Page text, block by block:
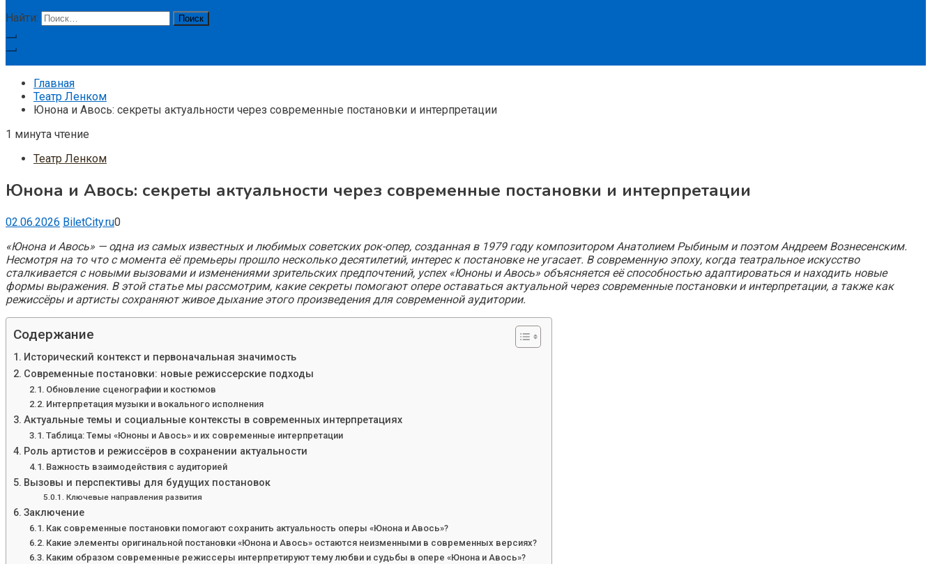
Найти:
Главная
Театр Ленком
Юнона и Авось: секреты актуальности через современные постановки и интерпретации
1 минута чтение
Театр Ленком
Юнона и Авось: секреты актуальности через современные постановки и интерпретации
02.06.2026 BiletCity.ru0
«Юнона и Авось» — одна из самых известных и любимых советских рок-опер, созданная в 1979 году композитором Анатолием Рыбиным и поэтом Андреем Вознесенским.
Несмотря на то что с момента её премьеры прошло несколько десятилетий, интерес к постановке не угасает. В современную эпоху, когда театральное искусство
сталкивается с новыми вызовами и изменениями зрительских предпочтений, успех «Юноны и Авось» объясняется её способностью адаптироваться и находить новые
формы выражения. В этой статье мы рассмотрим, какие секреты помогают опере оставаться актуальной через современные постановки и интерпретации, а также как
режиссёры и артисты сохраняют живое дыхание этого произведения для современной аудитории.
Содержание
Исторический контекст и первоначальная значимость
Современные постановки: новые режиссерские подходы
Обновление сценографии и костюмов
Интерпретация музыки и вокального исполнения
Актуальные темы и социальные контексты в современных интерпретациях
Таблица: Темы «Юноны и Авось» и их современные интерпретации
Роль артистов и режиссёров в сохранении актуальности
Важность взаимодействия с аудиторией
Вызовы и перспективы для будущих постановок
Ключевые направления развития
Заключение
Как современные постановки помогают сохранить актуальность оперы «Юнона и Авось»?
Какие элементы оригинальной постановки «Юнона и Авось» остаются неизменными в современных версиях?
Каким образом современные режиссеры интерпретируют тему любви и судьбы в опере «Юнона и Авось»?